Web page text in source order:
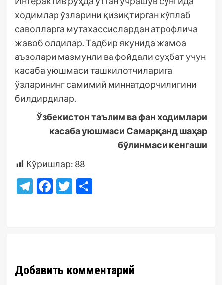
ходимлар ўзларини қизиқтирган кўплаб
саволларга мутахассислардан атрофлича
жавоб олдилар. Тадбир якунида жамоа
аъзолари мазмунли ва фойдали суҳбат учун
касаба уюшмаси ташкилотчиларига
ўзларининг самимий миннатдорчилигини
билдирдилар.
Ўзбекистон таълим ва фан ходимлари
касаба уюшмаси Самарқанд шаҳар
бўлинмаси кенгаши
Кўришлар: 88
Telegram
Facebook
Twitter
Добавить комментарий